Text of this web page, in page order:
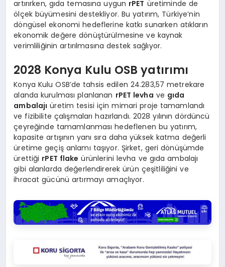
artırırken, gıda temasına uygun rPET üretiminde de
ölçek büyümesini destekliyor. Bu yatırım, Türkiye’nin
döngüsel ekonomi hedeflerine katkı sunarken atıkların
ekonomik değere dönüştürülmesine ve kaynak
verimliliğinin artırılmasına destek sağlıyor.
2028 Konya Kulu OSB yatırımı
Konya Kulu OSB’de tahsis edilen 24.283,57 metrekare
alanda kurulması planlanan rPET levha ve gıda
ambalajı üretim tesisi için mimari proje tamamlandı
ve fizibilite çalışmaları hazırlandı. 2028 yılının dördüncü
çeyreğinde tamamlanması hedeflenen bu yatırım,
kapasite artışının yanı sıra daha yüksek katma değerli
üretime geçiş anlamı taşıyor. Şirket, geri dönüşümde
ürettiği rPET flake ürünlerini levha ve gıda ambalajı
gibi alanlarda değerlendirerek ürün çeşitliliğini ve
ihracat gücünü artırmayı amaçlıyor.